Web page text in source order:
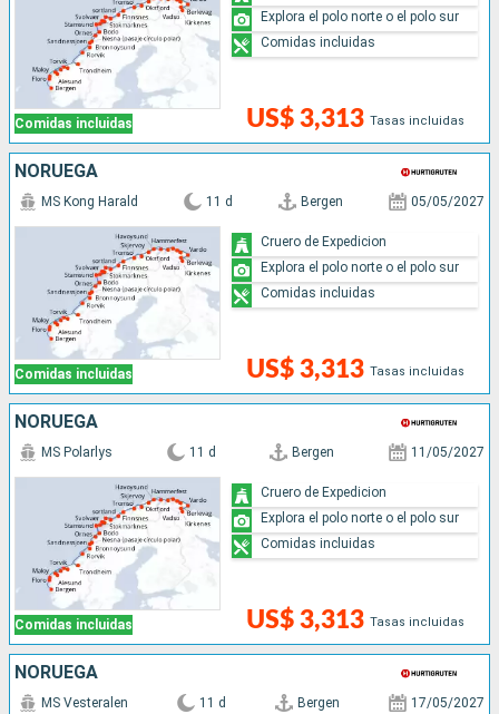
Comidas incluidas US$ 3,313 Tasas incluidas
Explora el polo norte o el polo sur
Comidas incluidas
NORUEGA
Comidas incluidas
MS Kong Harald 11 d Bergen 05/05/2027
US$ 3,313 Tasas incluidas
Cruero de Expedicion
Explora el polo norte o el polo sur
Comidas incluidas
NORUEGA
Comidas incluidas
MS Polarlys 11 d Bergen 11/05/2027
US$ 3,313 Tasas incluidas
Cruero de Expedicion
Explora el polo norte o el polo sur
Comidas incluidas
NORUEGA
MS Vesteralen 11 d Bergen 17/05/2027